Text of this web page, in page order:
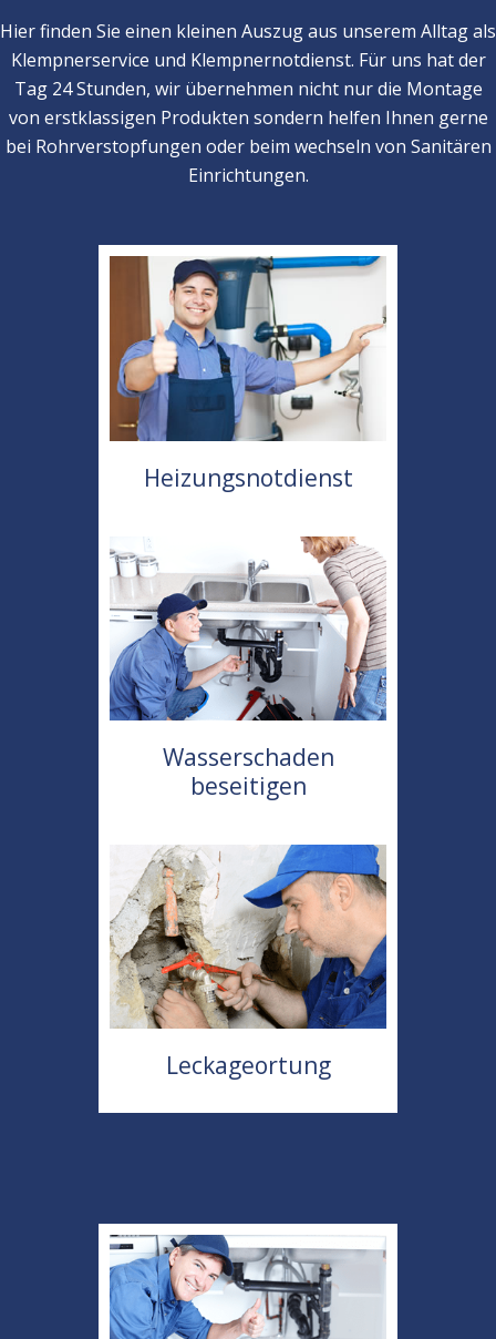
Hier finden Sie einen kleinen Auszug aus unserem Alltag als
Klempnerservice und Klempnernotdienst. Für uns hat der
Tag 24 Stunden, wir übernehmen nicht nur die Montage
von erstklassigen Produkten sondern helfen Ihnen gerne
bei Rohrverstopfungen oder beim wechseln von Sanitären
Einrichtungen.
Heizungsnotdienst
Wasserschaden
beseitigen
Leckageortung